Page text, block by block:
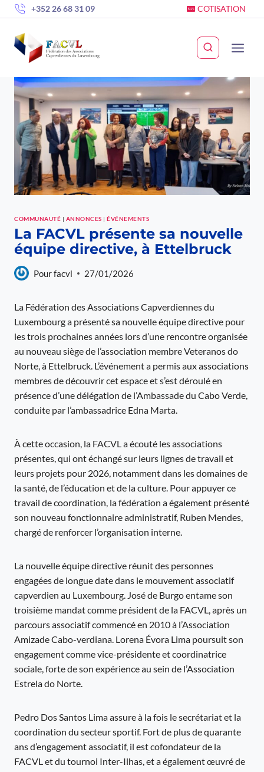
Skip
to
content
+352 26 68 31 09 COTISATION
COMMUNAUTÉ | ANNONCES | ÉVÉNEMENTS
La FACVL présente sa nouvelle
équipe directive, à Ettelbruck
Pourfacvl 27/01/2026
La Fédération des Associations Capverdiennes du
Luxembourg a présenté sa nouvelle équipe directive pour
les trois prochaines années lors d’une rencontre organisée
au nouveau siège de l’association membre Veteranos do
Norte, à Ettelbruck. L’événement a permis aux associations
membres de découvrir cet espace et s’est déroulé en
présence d’une délégation de l’Ambassade du Cabo Verde,
conduite par l’ambassadrice Edna Marta.
À cette occasion, la FACVL a écouté les associations
présentes, qui ont échangé sur leurs lignes de travail et
leurs projets pour 2026, notamment dans les domaines de
la santé, de l’éducation et de la culture. Pour appuyer ce
travail de coordination, la fédération a également présenté
son nouveau fonctionnaire administratif, Ruben Mendes,
chargé de renforcer l’organisation interne.
La nouvelle équipe directive réunit des personnes
engagées de longue date dans le mouvement associatif
capverdien au Luxembourg. José de Burgo entame son
troisième mandat comme président de la FACVL, après un
parcours associatif commencé en 2010 à l’Association
Amizade Cabo-verdiana. Lorena Évora Lima poursuit son
engagement comme vice-présidente et coordinatrice
sociale, forte de son expérience au sein de l’Association
Estrela do Norte.
Pedro Dos Santos Lima assure à la fois le secrétariat et la
coordination du secteur sportif. Fort de plus de quarante
ans d’engagement associatif, il est cofondateur de la
FACVL et du tournoi Inter-Ilhas, et a également œuvré de